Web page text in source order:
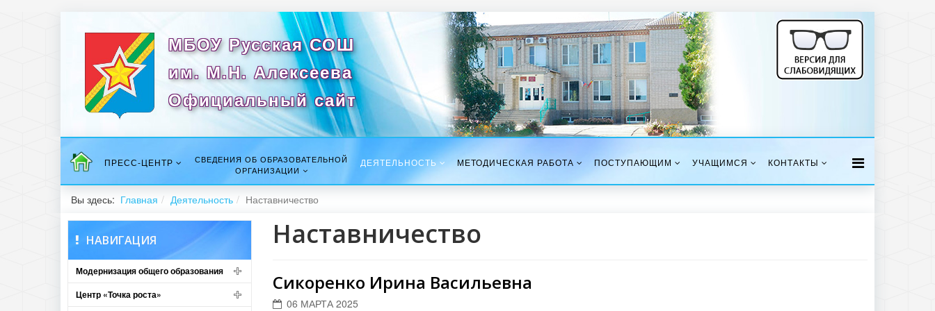
МБОУ Русская СОШ
им. М.Н. Алексеева
Официальный сайт
ПРЕСС-ЦЕНТР
СВЕДЕНИЯ ОБ ОБРАЗОВАТЕЛЬНОЙ
ОРГАНИЗАЦИИ
ДЕЯТЕЛЬНОСТЬ МЕТОДИЧЕСКАЯ РАБОТА ПОСТУПАЮЩИМ УЧАЩИМСЯ КОНТАКТЫ
Вы здесь: Главная Деятельность Наставничество
НАВИГАЦИЯ
Модернизация общего образования
Центр «Точка роста»
Наставничество
Сикоренко Ирина Васильевна
06 МАРТА 2025